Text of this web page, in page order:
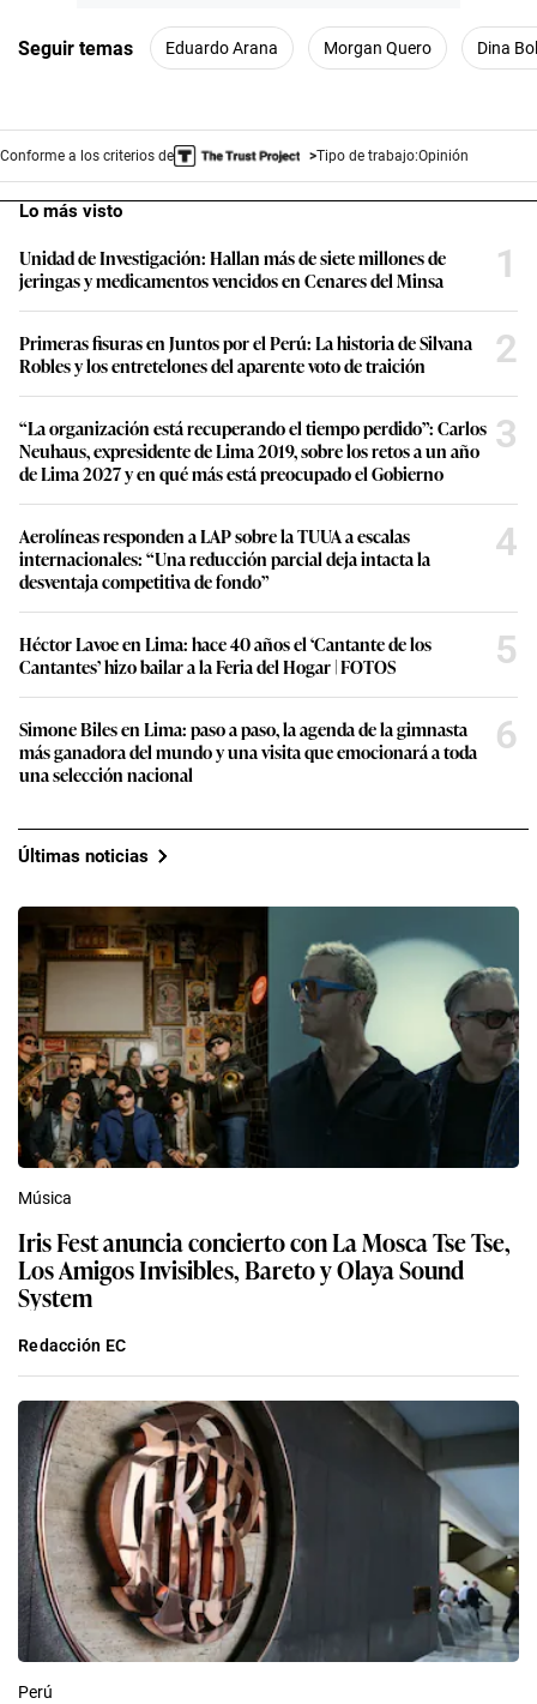
Seguir temas Eduardo Arana Morgan Quero Dina
Conforme a los criterios de Tipo de trabajo:Opinión
Lo más visto
Unidad de Investigación: Hallan más de siete millones de
jeringas y medicamentos vencidos en Cenares del Minsa
1
Primeras fisuras en Juntos por el Perú: La historia de Silvana
Robles y los entretelones del aparente voto de traición
2
“La organización está recuperando el tiempo perdido”: Carlos
Neuhaus, expresidente de Lima 2019, sobre los retos a un año
de Lima 2027 y en qué más está preocupado el Gobierno
3
Aerolíneas responden a LAP sobre la TUUA a escalas
internacionales: “Una reducción parcial deja intacta la
desventaja competitiva de fondo”
4
Héctor Lavoe en Lima: hace 40 años el ‘Cantante de los
Cantantes’ hizo bailar a la Feria del Hogar | FOTOS
5
Simone Biles en Lima: paso a paso, la agenda de la gimnasta
más ganadora del mundo y una visita que emocionará a toda
una selección nacional
6
Últimas noticias
Música
Iris Fest anuncia concierto con La Mosca Tse Tse,
Los Amigos Invisibles, Bareto y Olaya Sound
System
Redacción EC
Perú